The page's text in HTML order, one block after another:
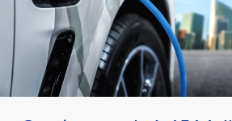
x
t
o
M
u
e
x
l
i
b
l